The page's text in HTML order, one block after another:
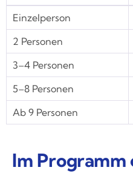
Einzelperson
2 Personen
3–4 Personen
5–8 Personen
Ab 9 Personen
Im